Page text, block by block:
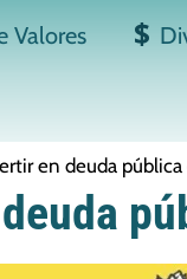
Valores
en deuda pública